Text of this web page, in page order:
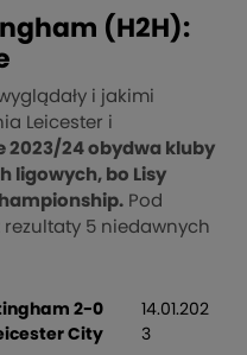
(H2H):
i jakimi
Leicester i
2023/24 obydwa kluby
ligowych, bo Lisy
Pod
5 niedawnych
2-0
City
14.01.202
3